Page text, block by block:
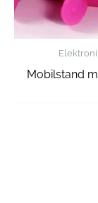
Mobilstand